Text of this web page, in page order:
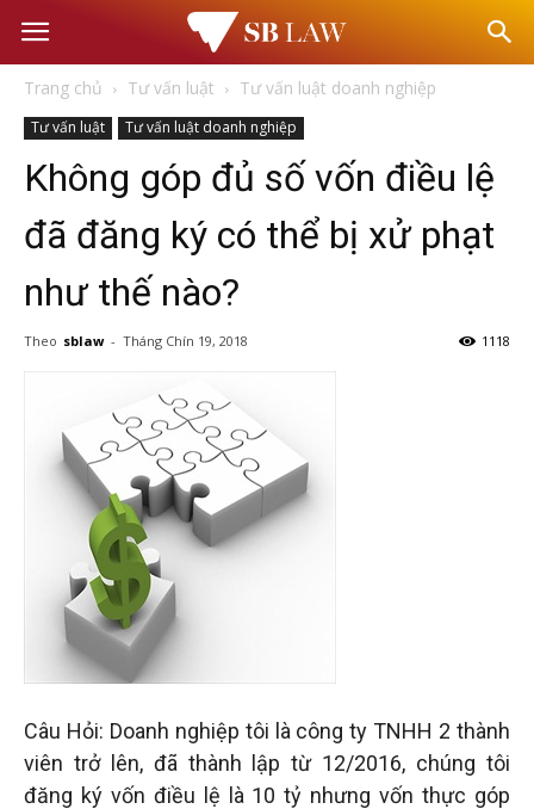
Văn
Luật
Trang chủ Tư vấn luật Tư vấn luật doanh nghiệp
Tư vấn luật Tư vấn luật doanh nghiệp
Không góp đủ số vốn điều lệ
đã đăng ký có thể bị xử phạt
như thế nào?
Theo sblaw - Tháng Chín 19, 2018 1118
Câu Hỏi: Doanh nghiệp tôi là công ty TNHH 2 thành
viên trở lên, đã thành lập từ 12/2016, chúng tôi
đăng ký vốn điều lệ là 10 tỷ nhưng vốn thực góp